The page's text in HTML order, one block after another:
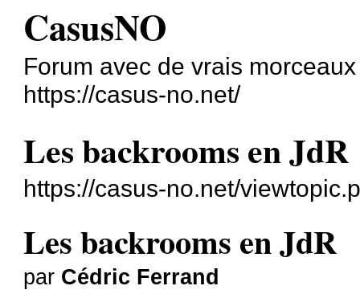
CasusNO
Forum avec de vrais
https://casus-no.net/
Les backrooms en JdR
https://casus-no.net/
Les backrooms en JdR
par Cédric Ferrand